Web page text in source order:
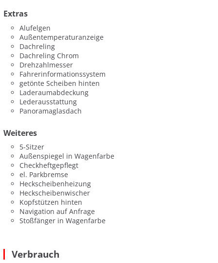
Extras
Alufelgen
Außentemperaturanzeige
Dachreling
Dachreling Chrom
Drehzahlmesser
Fahrerinformationssystem
getönte Scheiben hinten
Laderaumabdeckung
Lederausstattung
Panoramaglasdach
Weiteres
5-Sitzer
Außenspiegel in Wagenfarbe
Checkheftgepflegt
el. Parkbremse
Heckscheibenheizung
Heckscheibenwischer
Kopfstützen hinten
Navigation auf Anfrage
Stoßfänger in Wagenfarbe
Verbrauch